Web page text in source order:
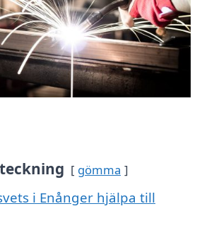
gömma
i Enånger hjälpa till